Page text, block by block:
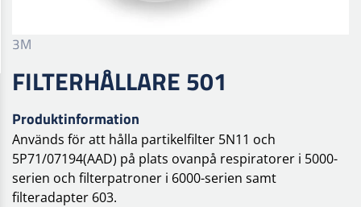
3M
FILTERHÅLLARE 501
Produktinformation
Används för att hålla partikelfilter 5N11 och
5P71/07194(AAD) på plats ovanpå respiratorer i 5000-
serien och filterpatroner i 6000-serien samt
filteradapter 603.